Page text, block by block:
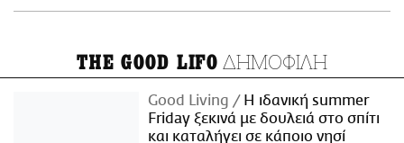
THE GOOD LIFO ΔΗΜΟΦΙΛΗ
Good Living
Η ιδανική summer
Friday ξεκινά με δουλειά στο σπίτι
και καταλήγει σε κάποιο νησί